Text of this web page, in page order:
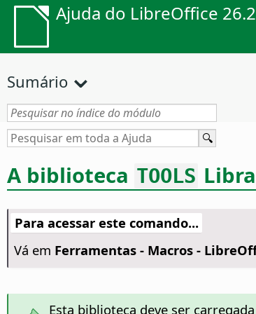
Ajuda do LibreOffice 26.2
Sumário
A biblioteca TOOLS
Para acessar este comando...
Vá em Ferramentas - Macros -
Esta biblioteca deve ser